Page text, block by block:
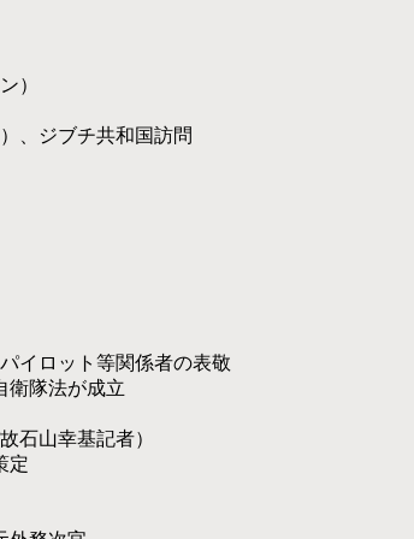
）
、ジブチ共和国訪問
イロット等関係者の表敬
衛隊法が成立
石山幸基記者）
定